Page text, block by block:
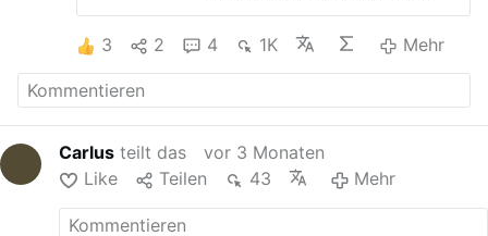
völlig nutzlos ist. Unter
praktizierenden Katholiken
AfD nur mehr knapp hinter
steh auf!“ fand an diesem
Wochenende der
Katholikentag in Würzburg
3 2 4 1K Mehr
Carlus teilt das
vor 3 Monaten
Like
Teilen 43 Mehr